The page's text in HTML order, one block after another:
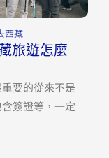
西藏
旅遊怎麼
要的從來不是
簽證等，一定